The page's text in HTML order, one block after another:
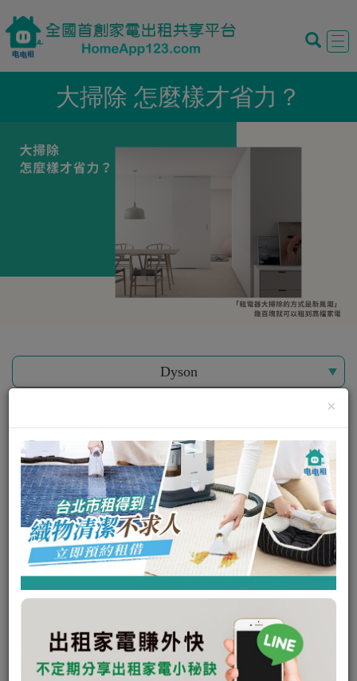
大掃除 怎麼樣才省力？
Dyson
Dyson 吸塵器 - 經典型號 DC22 (五折
×